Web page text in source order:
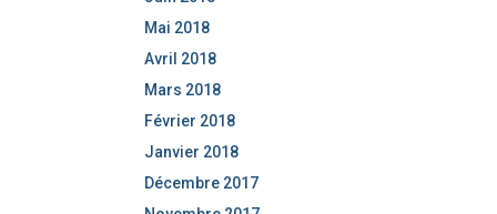
Mai 2018
Avril 2018
Mars 2018
Février 2018
Janvier 2018
Décembre 2017